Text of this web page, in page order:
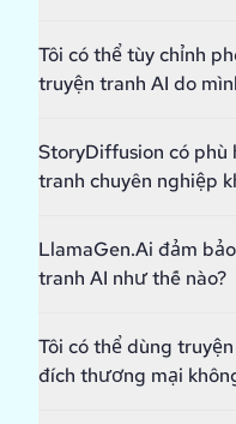
Tôi có thể tùy chỉnh
truyện tranh AI do
StoryDiffusion có phù
tranh chuyên nghiệp
LlamaGen.Ai đảm
tranh AI như thế nào?
Tôi có thể dùng
đích thương mại